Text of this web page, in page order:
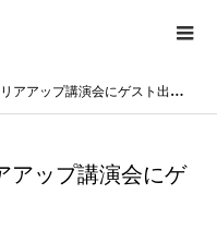
ップ講演会にゲスト出演しました
アップ講演会にゲ